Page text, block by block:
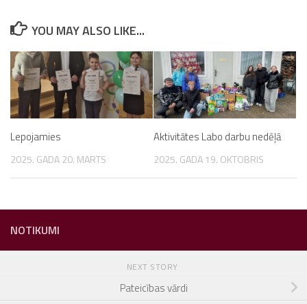
YOU MAY ALSO LIKE...
Lepojamies
2025. GADA 20. MARTS
Aktivitātes Labo darbu nedēļā
2025. GADA 19. OKTOBRIS
NOTIKUMI
NEXT STORY
Pateicības vārdi